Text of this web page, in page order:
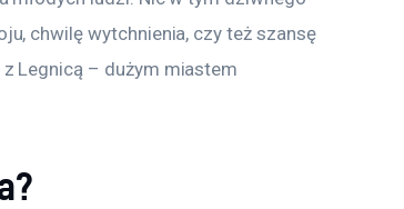
chwilę wytchnienia, czy też szansę
Legnicą – dużym miastem